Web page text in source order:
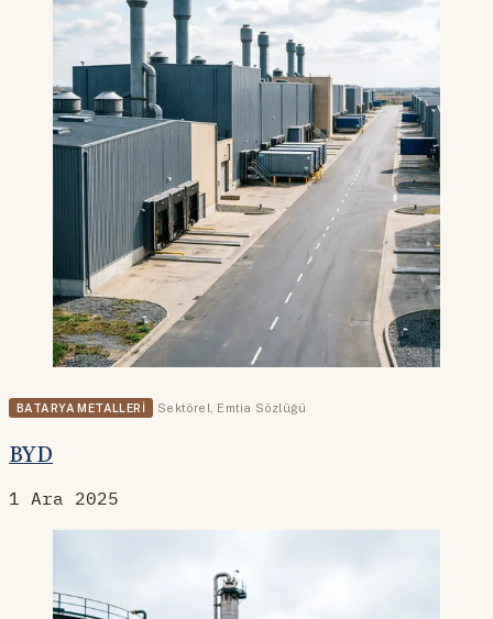
BATARYA METALLERI Sektörel Emtia Sözlüğü
BYD
1 Ara 2025